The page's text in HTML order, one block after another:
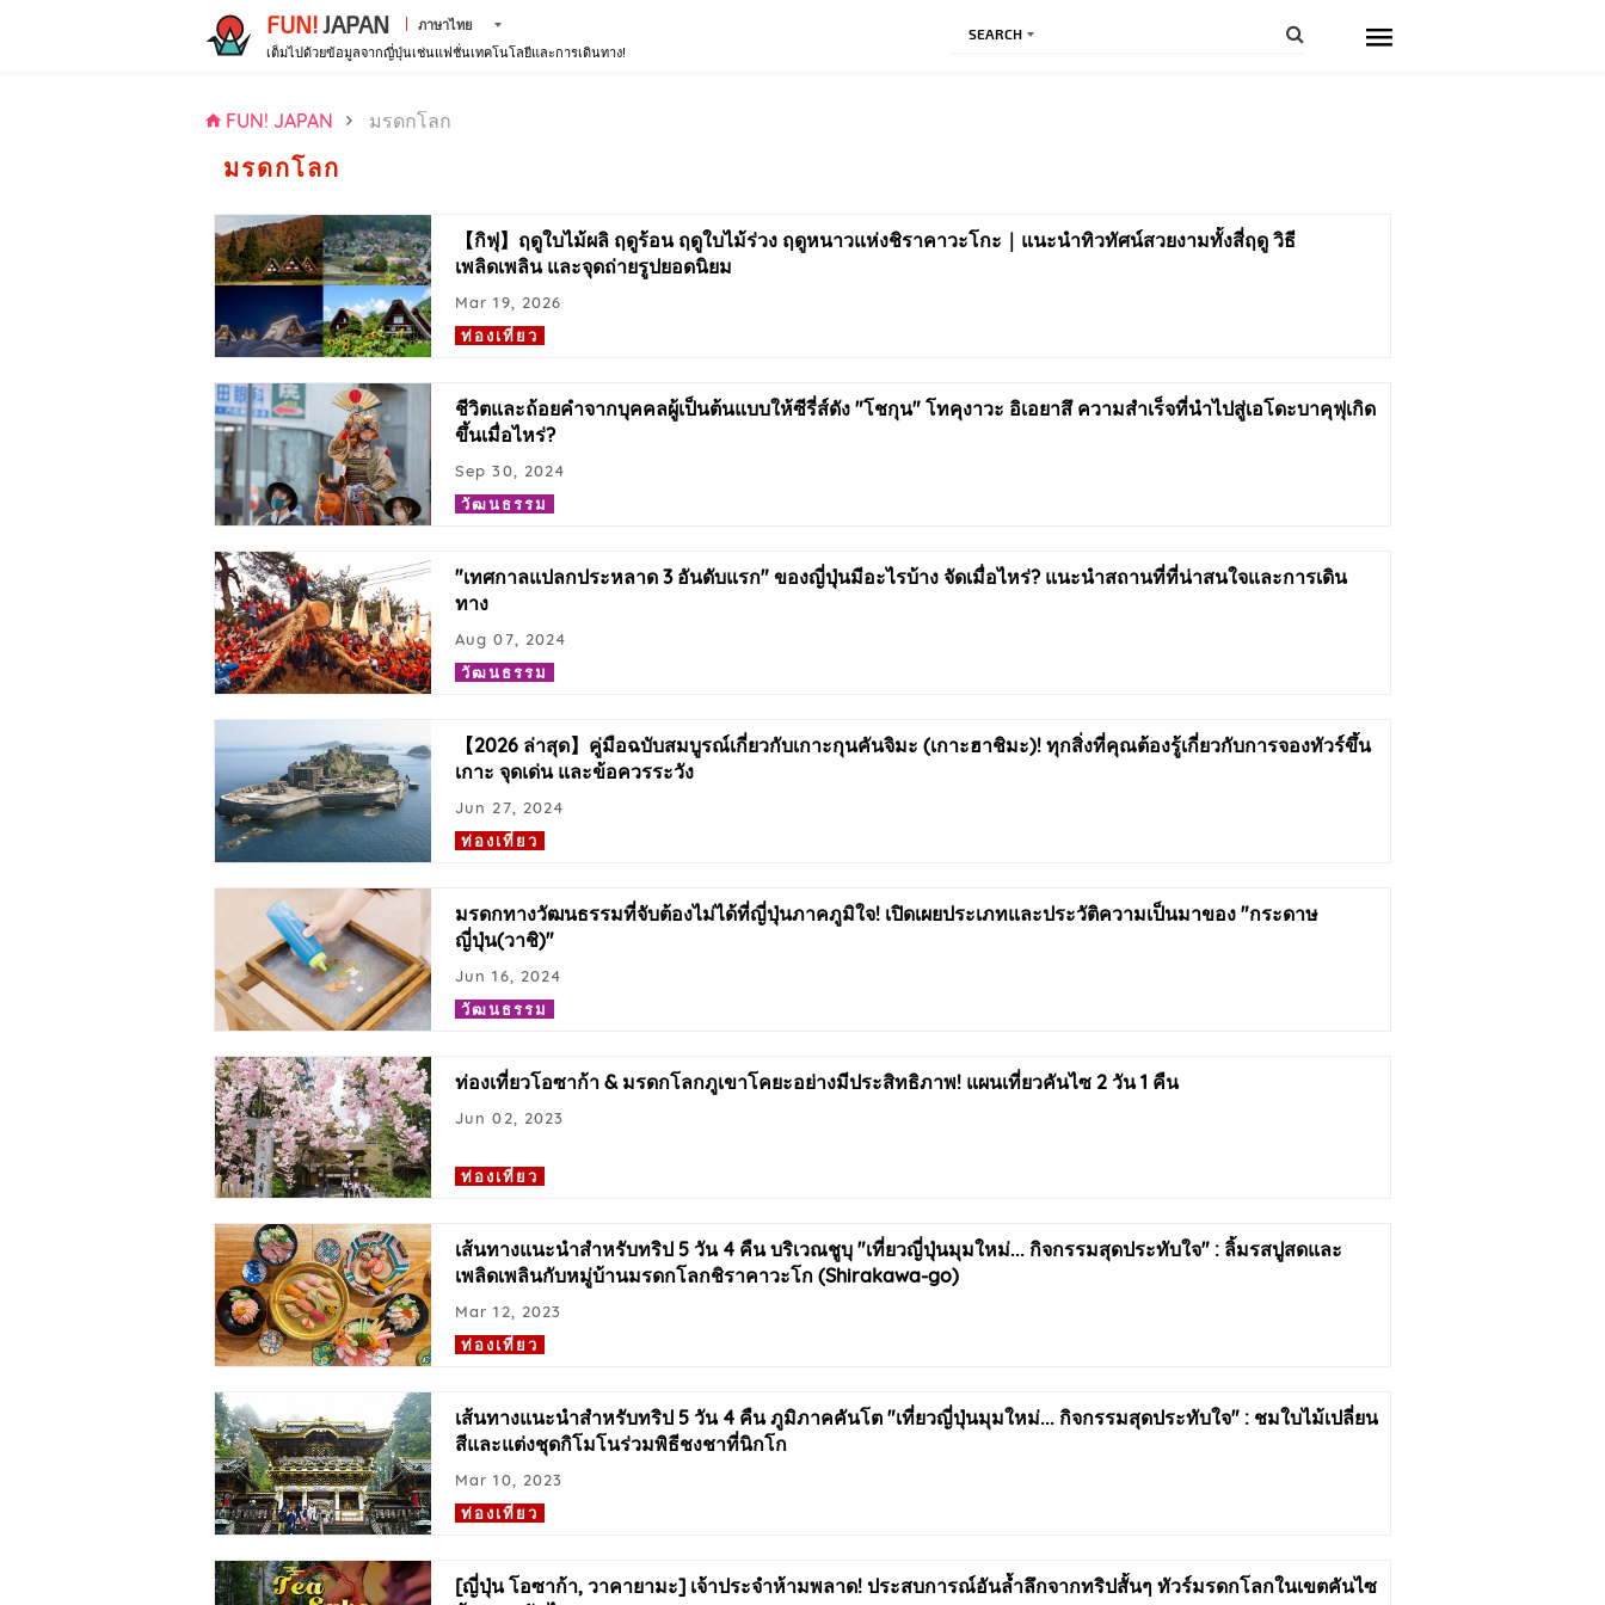
FUN! JAPAN ภาษาไทย
เต็มไปด้วยข้อมูลจากญี่ปุ่นเช่นแฟชั่นเทคโนโลยีและการเดินทาง!
SEARCH
FUN! JAPAN มรดกโลก
มรดกโลก
【กิฟุ】ฤดูใบไม้ผลิ ฤดูร้อน ฤดูใบไม้ร่วง ฤดูหนาวแห่งชิราคาวะโกะ｜แนะนำทิวทัศน์สวยงามทั้งสี่ฤดู วิธี
เพลิดเพลิน และจุดถ่ายรูปยอดนิยม
ท่องเที่ยว
Mar 19, 2026
ชีวิตและถ้อยคำจากบุคคลผู้เป็นต้นแบบให้ซีรี่ส์ดัง "โชกุน" โทคุงาวะ อิเอยาสึ ความสําเร็จที่นำไปสู่เอโดะบาคุฟุเกิด
ขึ้นเมื่อไหร่?
วัฒนธรรม
Sep 30, 2024
"เทศกาลแปลกประหลาด 3 อันดับแรก" ของญี่ปุ่นมีอะไรบ้าง จัดเมื่อไหร่? แนะนำสถานที่ที่น่าสนใจและการเดิน
ทาง
วัฒนธรรม
Aug 07, 2024
【2026 ล่าสุด】คู่มือฉบับสมบูรณ์เกี่ยวกับเกาะกุนคันจิมะ (เกาะฮาชิมะ)! ทุกสิ่งที่คุณต้องรู้เกี่ยวกับการจองทัวร์ขึ้น
เกาะ จุดเด่น และข้อควรระวัง
ท่องเที่ยว
Jun 27, 2024
มรดกทางวัฒนธรรมที่จับต้องไม่ได้ที่ญี่ปุ่นภาคภูมิใจ! เปิดเผยประเภทและประวัติความเป็นมาของ "กระดาษ
ญี่ปุ่น(วาชิ)"
วัฒนธรรม
Jun 16, 2024
ท่องเที่ยวโอซาก้า & มรดกโลกภูเขาโคยะอย่างมีประสิทธิภาพ! แผนเที่ยวคันไซ 2 วัน 1 คืน
ท่องเที่ยว
Jun 02, 2023
เส้นทางแนะนำสำหรับทริป 5 วัน 4 คืน บริเวณชูบุ "เที่ยวญี่ปุ่นมุมใหม่... กิจกรรมสุดประทับใจ" : ลิ้มรสปูสดและ
เพลิดเพลินกับหมู่บ้านมรดกโลกชิราคาวะโก (Shirakawa-go)
ท่องเที่ยว
Mar 12, 2023
เส้นทางแนะนำสำหรับทริป 5 วัน 4 คืน ภูมิภาคคันโต "เที่ยวญี่ปุ่นมุมใหม่... กิจกรรมสุดประทับใจ" : ชมใบไม้เปลี่ยน
สีและแต่งชุดกิโมโนร่วมพิธีชงชาที่นิกโก
ท่องเที่ยว
Mar 10, 2023
[ญี่ปุ่น โอซาก้า, วาคายามะ] เจ้าประจำห้ามพลาด! ประสบการณ์อันล้ำลึกจากทริปสั้นๆ ทัวร์มรดกโลกในเขตคันไซ